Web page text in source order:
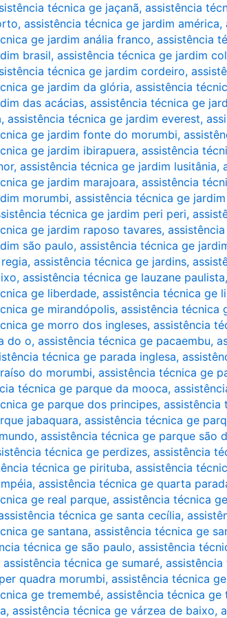
técnica ge jaçanã, assistência
, assistência técnica ge jardim américa,
ge jardim anália franco, assistência
brasil, assistência técnica ge jardim
técnica ge jardim cordeiro,
ge jardim da glória, assistência
das acácias, assistência técnica ge
, assistência técnica ge jardim everest,
ge jardim fonte do morumbi,
ge jardim ibirapuera, assistência
, assistência técnica ge jardim lusitânia,
ge jardim marajoara, assistência
morumbi, assistência técnica ge
técnica ge jardim peri peri,
ge jardim raposo tavares,
são paulo, assistência técnica ge
, assistência técnica ge jardins,
, assistência técnica ge lauzane paulista,
ge liberdade, assistência técnica ge
ge mirandópolis, assistência técnica
ge morro dos ingleses, assistência
do o, assistência técnica ge pacaembu,
técnica ge parada inglesa,
do morumbi, assistência técnica ge
técnica ge parque da mooca,
ge parque dos principes, assistência
jabaquara, assistência técnica ge
, assistência técnica ge parque são
técnica ge perdizes, assistência
técnica ge pirituba, assistência
, assistência técnica ge quarta
ge real parque, assistência técnica
técnica ge santa cecília,
ge santana, assistência técnica ge
técnica ge são paulo, assistência
assistência técnica ge sumaré, assistência
quadra morumbi, assistência técnica
ge tremembé, assistência técnica ge
, assistência técnica ge várzea de baixo,